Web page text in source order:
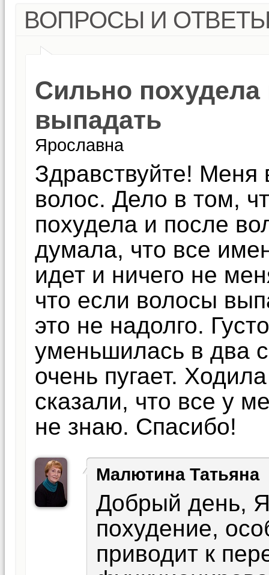
ВОПРОСЫ И
Сильно похудела
выпадать
Ярославна
Здравствуйте! Меня
волос. Дело в том,
похудела и после
думала, что все
идет и ничего не
что если волосы
это не надолго.
уменьшилась в два
очень пугает.
сказали, что все у
не знаю. Спасибо!
Малютина Татьяна
Добрый день,
похудение,
приводит к